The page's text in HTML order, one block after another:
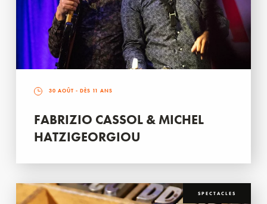
30 AOÛT - DÈS 11 ANS
FABRIZIO CASSOL & MICHEL
HATZIGEORGIOU
SPECTACLES